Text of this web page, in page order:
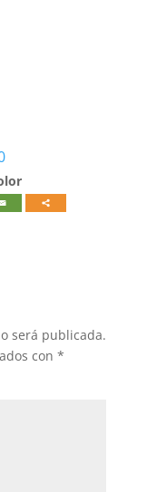
será publicada.
con *